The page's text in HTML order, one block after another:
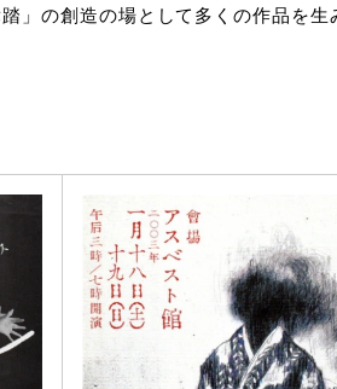
」の創造の場として多くの作品を生